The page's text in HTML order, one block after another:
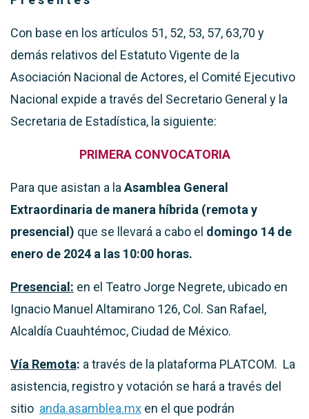
Con base en los artículos 51, 52, 53, 57, 63,70 y
demás relativos del Estatuto Vigente de la
Asociación Nacional de Actores, el Comité Ejecutivo
Nacional expide a través del Secretario General y la
Secretaria de Estadística, la siguiente:
PRIMERA CONVOCATORIA
Para que asistan a la Asamblea General
Extraordinaria de manera híbrida (remota y
presencial) que se llevará a cabo el domingo 14 de
enero de 2024 a las 10:00 horas.
Presencial: en el Teatro Jorge Negrete, ubicado en
Ignacio Manuel Altamirano 126, Col. San Rafael,
Alcaldía Cuauhtémoc, Ciudad de México.
Vía Remota: a través de la plataforma PLATCOM. La
asistencia, registro y votación se hará a través del
sitio anda.asamblea.mx en el que podrán